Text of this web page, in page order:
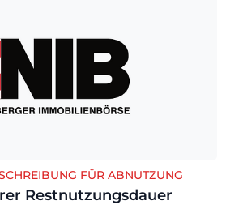
FÜR ABNUTZUNG
Restnutzungsdauer